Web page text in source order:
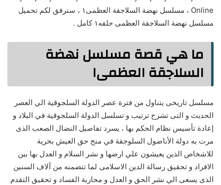
Online ، مسلسل نهضة السلاجقة العظمى١ ، سنرفق لكم تحميل
مسلسل نهضة السلاجقة العظمى حلقه١ كامل .
ما هي قصة مسلسل نهضة
السلاجقة العظمى١
مسلسل تاريخى يتناول من فترة عصر الدولة السلجوقية الي العصر
الحديث و التى تشرح ترتيب و تسلسل الدولة السلجوقية في البلاد و
إعادة تأسيس نظام الحكم بها ، يسرد تفاصيل النضال الصعب الذى
مرت به دولة الأناضول السلوجقة في منح حق العيش بحرية
للاشخاص الذين يعيشون علي ارضها و نشر السلام و العدل بها بين
الافراد و تحقيق رسالة الدين الاسلامى لما تتضمنه من آلاف السنين
الذى يسعى الي نشر الحق و العدل و محاربة الفساد و تحقيق التقدم